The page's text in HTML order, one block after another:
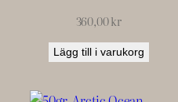
360,00kr
Lägg till i varukorg